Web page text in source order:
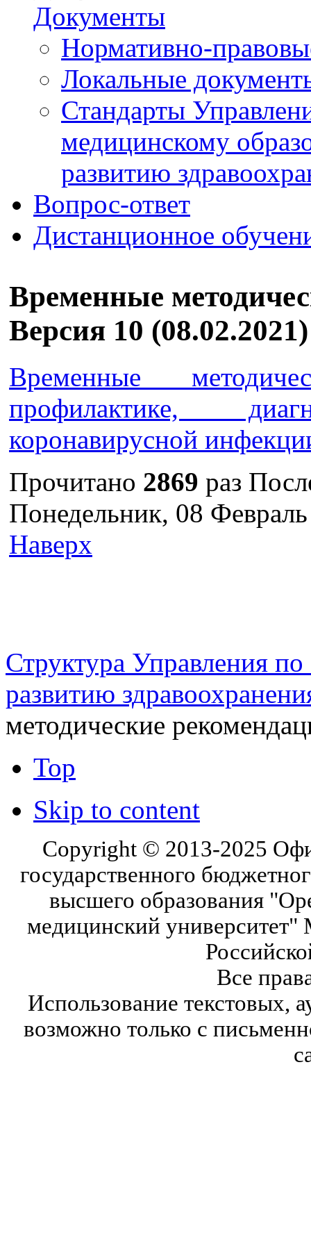
Документы
Нормативно-
Локальные
Стандарты
медицинскому
развитию
Вопрос-ответ
Дистанционное
Временные
Версия 10 (08.02.2021)
Временные
профилактике,
коронавирусной
Прочитано 2869 раз
Понедельник, 08
Наверх
Структура Управления
развитию
методические
Top
Skip to content
Copyright © 2013-2025
государственного
высшего образования
медицинский университет"
Все
Использование текстовых,
возможно только с